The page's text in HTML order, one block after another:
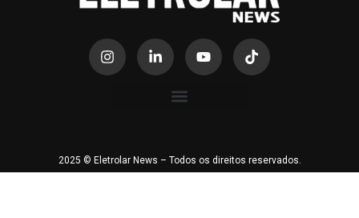
2025 © Eletrolar News – Todos os direitos reservados.